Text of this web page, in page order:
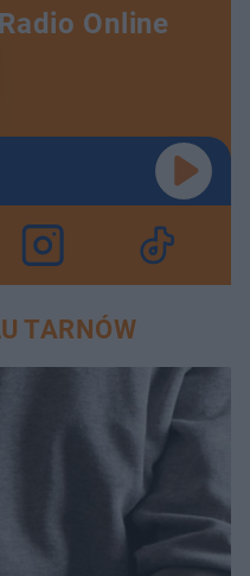
Radio Online
TARNÓW